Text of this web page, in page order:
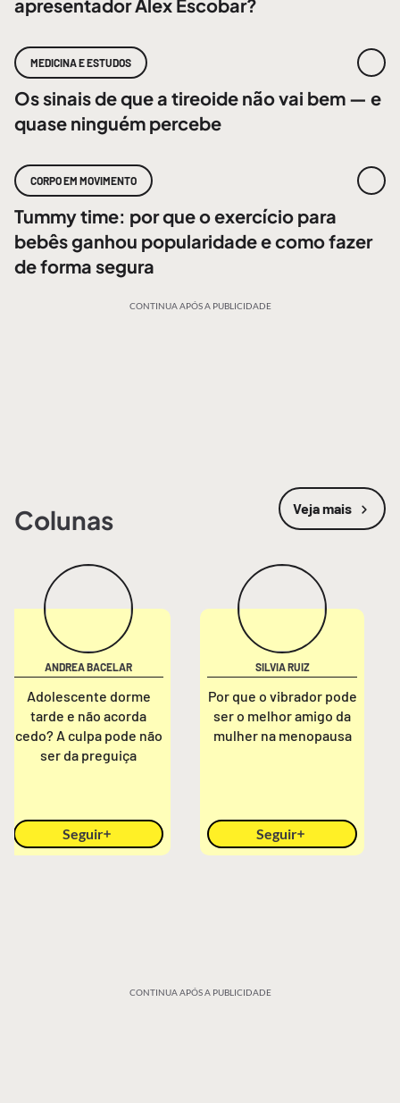
apresentador Alex Escobar?
MEDICINA E ESTUDOS
Os sinais de que a tireoide não vai bem — e
quase ninguém percebe
CORPO EM MOVIMENTO
Tummy time: por que o exercício para
bebês ganhou popularidade e como fazer
de forma segura
CONTINUA APÓS A PUBLICIDADE
Colunas Veja mais
ANDREA BACELAR
Adolescente dorme
tarde e não acorda
cedo? A culpa pode não
ser da preguiça
Seguir
SILVIA RUIZ
Por que o vibrador pode
ser o melhor amigo da
mulher na menopausa
Seguir
CONTINUA APÓS A PUBLICIDADE